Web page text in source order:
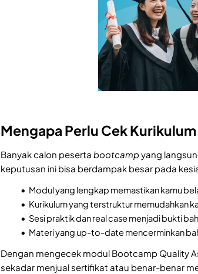
Mengapa Perlu Cek
Banyak calon peserta bootcampyang
keputusan ini bisa berdampak besar pada
Modul yang lengkap memastikan kamu
Kurikulum yang terstruktur memudahkan
Sesi praktik dan real case menjadi bukti
Materi yang up-to-date mencerminkan
Dengan mengecek modul Bootcamp Quality
sekadar menjual sertifikat atau benar-benar